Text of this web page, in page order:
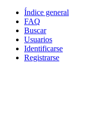
Índice general
FAQ
Buscar
Usuarios
Identificarse
Registrarse